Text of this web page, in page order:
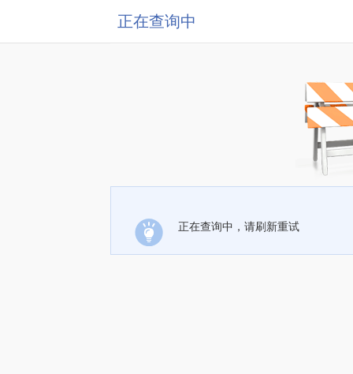
正在查询中
正在查询中，请刷新重试